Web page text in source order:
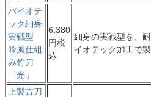
バイオテ
ック細身
実戦型
吟風仕組
み竹刀
「光」
6,380
円税
込
細身の実戦型を、
イオテック加工で
上製古刀